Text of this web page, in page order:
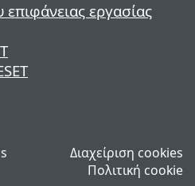
εργασίας
Διαχείριση cookies
Πολιτική cookie